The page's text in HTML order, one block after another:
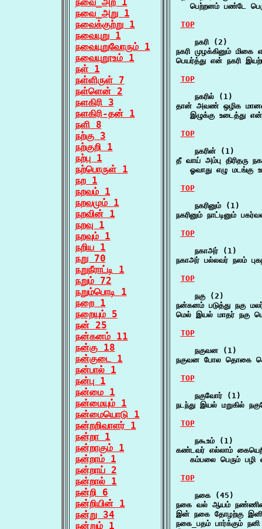
நவை_அறு 1
நவைக்குற்று 1
நவையுறு 1
நவையுறுவோரும் 1
நவையுறூஉம் 1
நள் 1
நள்ளிருள் 7
நள்ளென் 2
நளகிரி 3
நளகிரி-தன் 1
நளி 8
நற்கு 3
நற்குறி 1
நற்பு 1
நற்பொருள் 1
நற 1
நறவம் 1
நறவமும் 1
நறவின் 1
நறவு 1
நறவும் 1
நறிய 1
நறு 70
நறுநீராட்டி 1
நறும் 72
நறும்பொடி 1
நறை 1
நறையும் 5
நன் 25
நன்கனம் 11
நன்கு 18
நன்குடை 1
நன்பால் 1
நன்பு 1
நன்மை 1
நன்மையும் 1
நன்மையொடு 1
நன்றறிவாளர் 1
நன்றா 1
நன்றாகும் 1
நன்றாம் 1
நன்றாய் 2
நன்றால் 1
நன்றி 6
நன்றியின் 1
நன்று 34
நன்றும் 1
பெற்றனம் பண்டே
TOP
    நகரி (2)
நகரி முழக்கினும்
பெயர்த்து என் நகரி
TOP
    நகரில் (1)
தான் அவண் ஒழிக
இழுக்கு உடைத்து
TOP
    நகரின் (1)
தீ வாய் அம்பு திரிதரு
ஓவாது எழு மடங்கு
TOP
    நகரினும் (1)
நகரினும் நாட்டினும்
TOP
    நகாஅர் (1)
நகாஅர் பல்லவர் நலம்
TOP
    நகு (2)
நன்கனம் படுத்து நகு
மெல் இயல் மாதர் நகு
TOP
    நகுவன (1)
நகுவன போல தொகை
TOP
    நகுவோர் (1)
நடந்து இயல் மறுகில்
TOP
    நகூஉம் (1)
கண்டவர் எல்லாம்
கம்பலை பெரும்
TOP
    நகை (45)
நகை வல் ஆயம்
இன் நகை தோழற்கு
நகை_பதம் பார்க்கும்